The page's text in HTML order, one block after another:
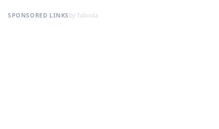
SPONSORED LINKSby Taboola